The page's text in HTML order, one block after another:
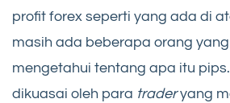
profit forex seperti yang ada di
masih ada beberapa orang
mengetahui tentang apa itu
dikuasai oleh para traderyang